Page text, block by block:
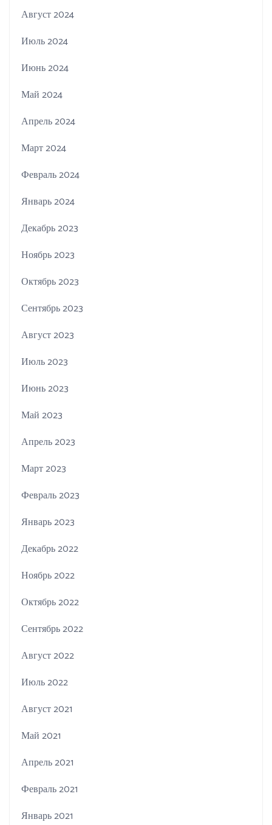
Август 2024
Июль 2024
Июнь 2024
Май 2024
Апрель 2024
Март 2024
Февраль 2024
Январь 2024
Декабрь 2023
Ноябрь 2023
Октябрь 2023
Сентябрь 2023
Август 2023
Июль 2023
Июнь 2023
Май 2023
Апрель 2023
Март 2023
Февраль 2023
Январь 2023
Декабрь 2022
Ноябрь 2022
Октябрь 2022
Сентябрь 2022
Август 2022
Июль 2022
Август 2021
Май 2021
Апрель 2021
Февраль 2021
Январь 2021